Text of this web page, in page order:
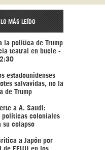
LO MÁS LEÍDO
la política de Trump
teatral en bucle -
estadounidenses
salvavidas, no la
de Trump
a A. Saudí:
políticas coloniales
su colapso
a Japón por
de EEUU en los